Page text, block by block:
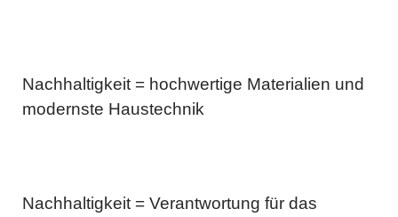
Nachhaltigkeit = hochwertige Materialien und
modernste Haustechnik
Nachhaltigkeit = Verantwortung für das